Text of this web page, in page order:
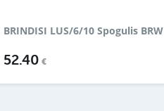
BRINDISI LUS/6/10 Spogulis BRW
52.40 €